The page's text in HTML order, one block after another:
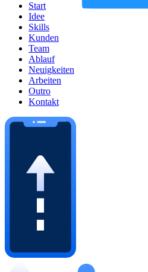
Start
Idee
Skills
Kunden
Team
Ablauf
Neuigkeiten
Arbeiten
Outro
Kontakt